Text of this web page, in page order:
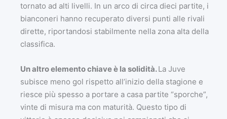
tornato ad alti livelli. In un arco di circa dieci partite, i
bianconeri hanno recuperato diversi punti alle rivali
dirette, riportandosi stabilmente nella zona alta della
classifica.
Un altro elemento chiave è la solidità.La Juve
subisce meno gol rispetto all’inizio della stagione e
riesce più spesso a portare a casa partite “sporche”,
vinte di misura ma con maturità. Questo tipo di